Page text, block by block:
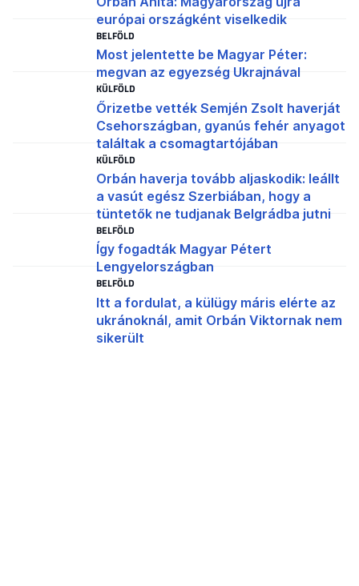
európai országként viselkedik
BELFÖLD
Most jelentette be Magyar Péter:
megvan az egyezség Ukrajnával
KÜLFÖLD
Őrizetbe vették Semjén Zsolt haverját
Csehországban, gyanús fehér anyagot
találtak a csomagtartójában
KÜLFÖLD
Orbán haverja tovább aljaskodik: leállt
a vasút egész Szerbiában, hogy a
tüntetők ne tudjanak Belgrádba jutni
BELFÖLD
Így fogadták Magyar Pétert
Lengyelországban
BELFÖLD
Itt a fordulat, a külügy máris elérte az
ukránoknál, amit Orbán Viktornak nem
sikerült